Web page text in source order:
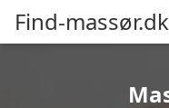
Find-massør.dk